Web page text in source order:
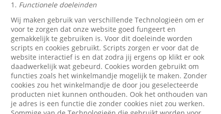
1. Functionele doeleinden
Wij maken gebruik van verschillende Technologieën om er
voor te zorgen dat onze website goed fungeert en
gemakkelijk te gebruiken is. Voor dit doeleinde worden
scripts en cookies gebruikt. Scripts zorgen er voor dat de
website interactief is en dat zodra jij ergens op klikt er ook
daadwerkelijk wat gebeurd. Cookies worden gebruikt om
functies zoals het winkelmandje mogelijk te maken. Zonder
cookies zou het winkelmandje de door jou geselecteerde
producten niet kunnen onthouden. Ook het onthouden van
je adres is een functie die zonder cookies niet zou werken.